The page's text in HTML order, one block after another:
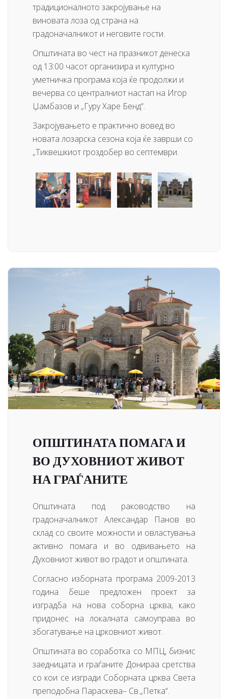
традиционалното закројување на
виновата лоза од страна на
градоначалникот и неговите гости.
Општината во чест на празникот денеска
од 13:00 часот организира и културно
уметничка програма која ќе продолжи и
вечерва со централниот настап на Игор
Џамбазов и „Гуру Харе Бенд“.
Закројувањето е практично вовед во
новата лозарска сезона која ќе заврши со
„Тиквешкиот гроздобер во септември.
ОПШТИНАТА ПОМАГА И
ВО ДУХОВНИОТ ЖИВОТ
НА ГРАЃАНИТЕ
Општината под раководство на
градоначалникот Александар Панов во
склад со своите можности и овластувања
активно помага и во одвивањето на
Духовниот живот во градот и општината.
Согласно изборната програма 2009-2013
година беше предложен проект за
изградба на нова соборна црква, како
придонес на локалната самоуправа во
збогатување на црковниот живот.
Општината во соработка со МПЦ, бизнис
заедницата и граѓаните Донираа сретства
со кои се изгради Соборната црква Света
преподобна Параскева– Св.„Петка“.